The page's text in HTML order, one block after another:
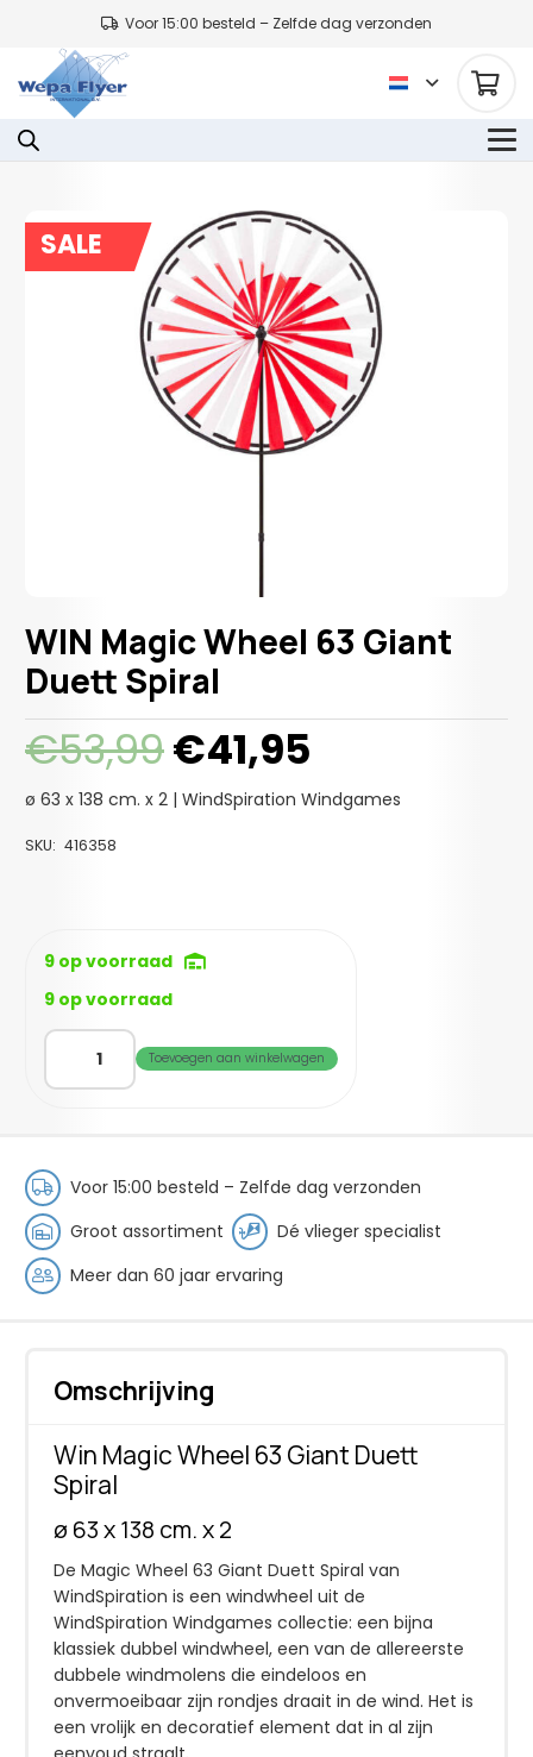
Voor 15:00 besteld – Zelfde dag verzonden
SALE
WIN Magic Wheel 63 Giant
Duett Spiral
€53,99Oorspronkelijke
prijs
was:
€53,99.
€41,95
is:€41,95.
ø 63 x 138 cm. x 2 | WindSpiration Windgames
SKU: 416358
9 op voorraad
9 op voorraad
WIN
Wheel
Duett
Spiral
aantal
Toevoegen aan winkelwagen
Voor 15:00 besteld – Zelfde dag verzonden
Groot assortiment
Dé vlieger specialist
Meer dan 60 jaar ervaring
Omschrijving
Win Magic Wheel 63 Giant Duett
Spiral
ø 63 x 138 cm. x 2
De Magic Wheel 63 Giant Duett Spiral van
WindSpiration is een windwheel uit de
WindSpiration Windgames collectie: een bijna
klassiek dubbel windwheel, een van de allereerste
dubbele windmolens die eindeloos en
onvermoeibaar zijn rondjes draait in de wind. Het is
een vrolijk en decoratief element dat in al zijn